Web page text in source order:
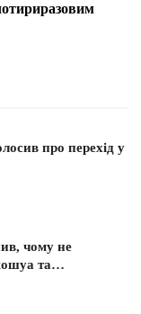
про перехід у
чому не
та…